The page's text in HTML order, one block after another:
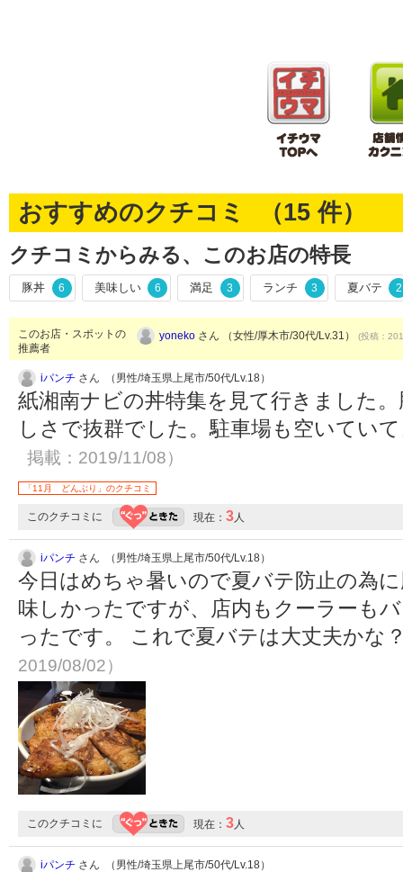
おすすめのクチコミ （15 件）
クチコミからみる、このお店の特長
豚丼 6 美味しい 6 満足 3 ランチ 3 夏バテ 2
このお店・スポットの
推薦者
yoneko さん （女性/厚木市/30代/Lv.31） (投稿：
iパンチ さん （男性/埼玉県上尾市/50代/Lv.18）
紙湘南ナビの丼特集を見て行きました
しさで抜群でした。駐車場も空いてい
掲載：2019/11/08）
「11月 どんぶり」のクチコミ
このクチコミに 現在： 3 人
iパンチ さん （男性/埼玉県上尾市/50代/Lv.18）
今日はめちゃ暑いので夏バテ防止の為
味しかったですが、店内もクーラーも
ったです。 これで夏バテは大丈夫かな
2019/08/02）
このクチコミに 現在： 3 人
iパンチ さん （男性/埼玉県上尾市/50代/Lv.18）